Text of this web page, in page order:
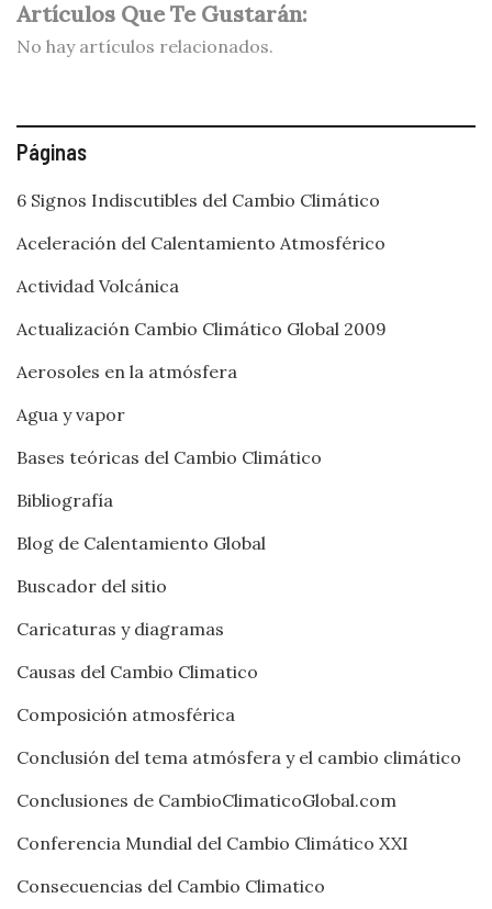
Artículos Que Te Gustarán:
No hay artículos relacionados.
Páginas
6 Signos Indiscutibles del Cambio Climático
Aceleración del Calentamiento Atmosférico
Actividad Volcánica
Actualización Cambio Climático Global 2009
Aerosoles en la atmósfera
Agua y vapor
Bases teóricas del Cambio Climático
Bibliografía
Blog de Calentamiento Global
Buscador del sitio
Caricaturas y diagramas
Causas del Cambio Climatico
Composición atmosférica
Conclusión del tema atmósfera y el cambio climático
Conclusiones de CambioClimaticoGlobal.com
Conferencia Mundial del Cambio Climático XXI
Consecuencias del Cambio Climatico